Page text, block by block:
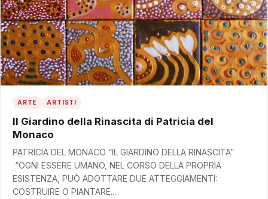
ARTE ARTISTI
Il Giardino della Rinascita di Patricia del
Monaco
PATRICIA DEL MONACO “IL GIARDINO DELLA RINASCITA”
“OGNI ESSERE UMANO, NEL CORSO DELLA PROPRIA
ESISTENZA, PUÒ ADOTTARE DUE ATTEGGIAMENTI:
COSTRUIRE O PIANTARE.…